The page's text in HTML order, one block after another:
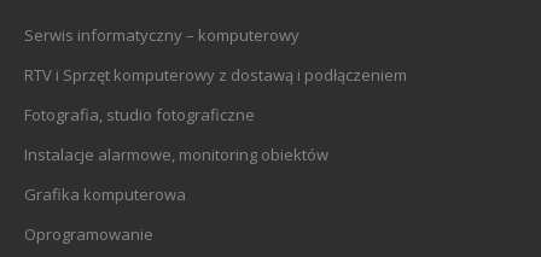
Serwis informatyczny – komputerowy
RTV i Sprzęt komputerowy z dostawą i podłączeniem
Fotografia, studio fotograficzne
Instalacje alarmowe, monitoring obiektów
Grafika komputerowa
Oprogramowanie